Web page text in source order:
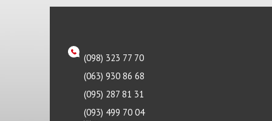
Тяга
Фильтр воздушный
Фильтр масляный
Фильтр салона
Фильтр топливный
(098) 323 77 70
(063) 930 86 68
(095) 287 81 31
(093) 499 70 04